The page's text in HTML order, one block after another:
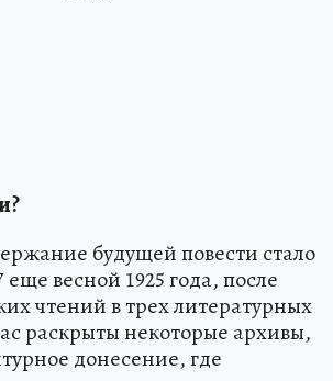
будущей повести стало
весной 1925 года, после
чтений в трех литературных
раскрыты некоторые архивы,
донесение, где